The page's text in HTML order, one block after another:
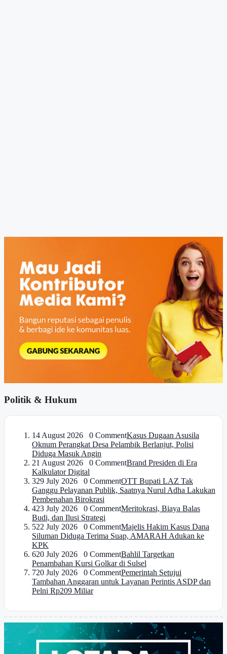
Politik & Hukum
14 August 2026 0 CommentKasus Dugaan Asusila
Oknum Perangkat Desa Pelambik Berlanjut, Polisi
Diduga Masuk Angin
21 August 2026 0 CommentBrand Presiden di Era
Kalkulator Digital
329 July 2026 0 CommentOTT Bupati LAZ Tak
Ganggu Pelayanan Publik, Saatnya Nurul Adha Lakukan
Pembenahan Birokrasi
423 July 2026 0 CommentMeritokrasi, Biaya Balas
Budi, dan Ilusi Strategi
522 July 2026 0 CommentMajelis Hakim Kasus Dana
Siluman Diduga Terima Suap, AMARAH Adukan ke
KPK
620 July 2026 0 CommentBahlil Targetkan
Penambahan Kursi Golkar di Sulsel
720 July 2026 0 CommentPemerintah Setujui
Tambahan Anggaran untuk Layanan Perintis ASDP dan
Pelni Rp209 Miliar